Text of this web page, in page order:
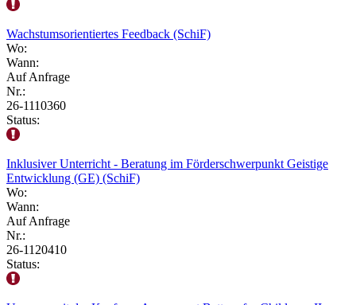
Wachstumsorientiertes Feedback (SchiF)
Wo:
Wann:
Auf Anfrage
Nr.:
26-1110360
Status:
Inklusiver Unterricht - Beratung im Förderschwerpunkt Geistige
Entwicklung (GE) (SchiF)
Wo:
Wann:
Auf Anfrage
Nr.:
26-1120410
Status: